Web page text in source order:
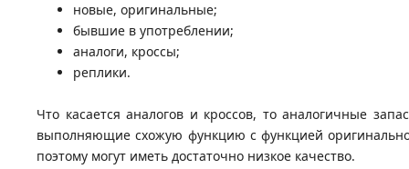
новые, оригинальные;
бывшие в употреблении;
аналоги, кроссы;
реплики.
Что касается аналогов и кроссов, то аналогичные
выполняющие схожую функцию с функцией
поэтому могут иметь достаточно низкое качество.